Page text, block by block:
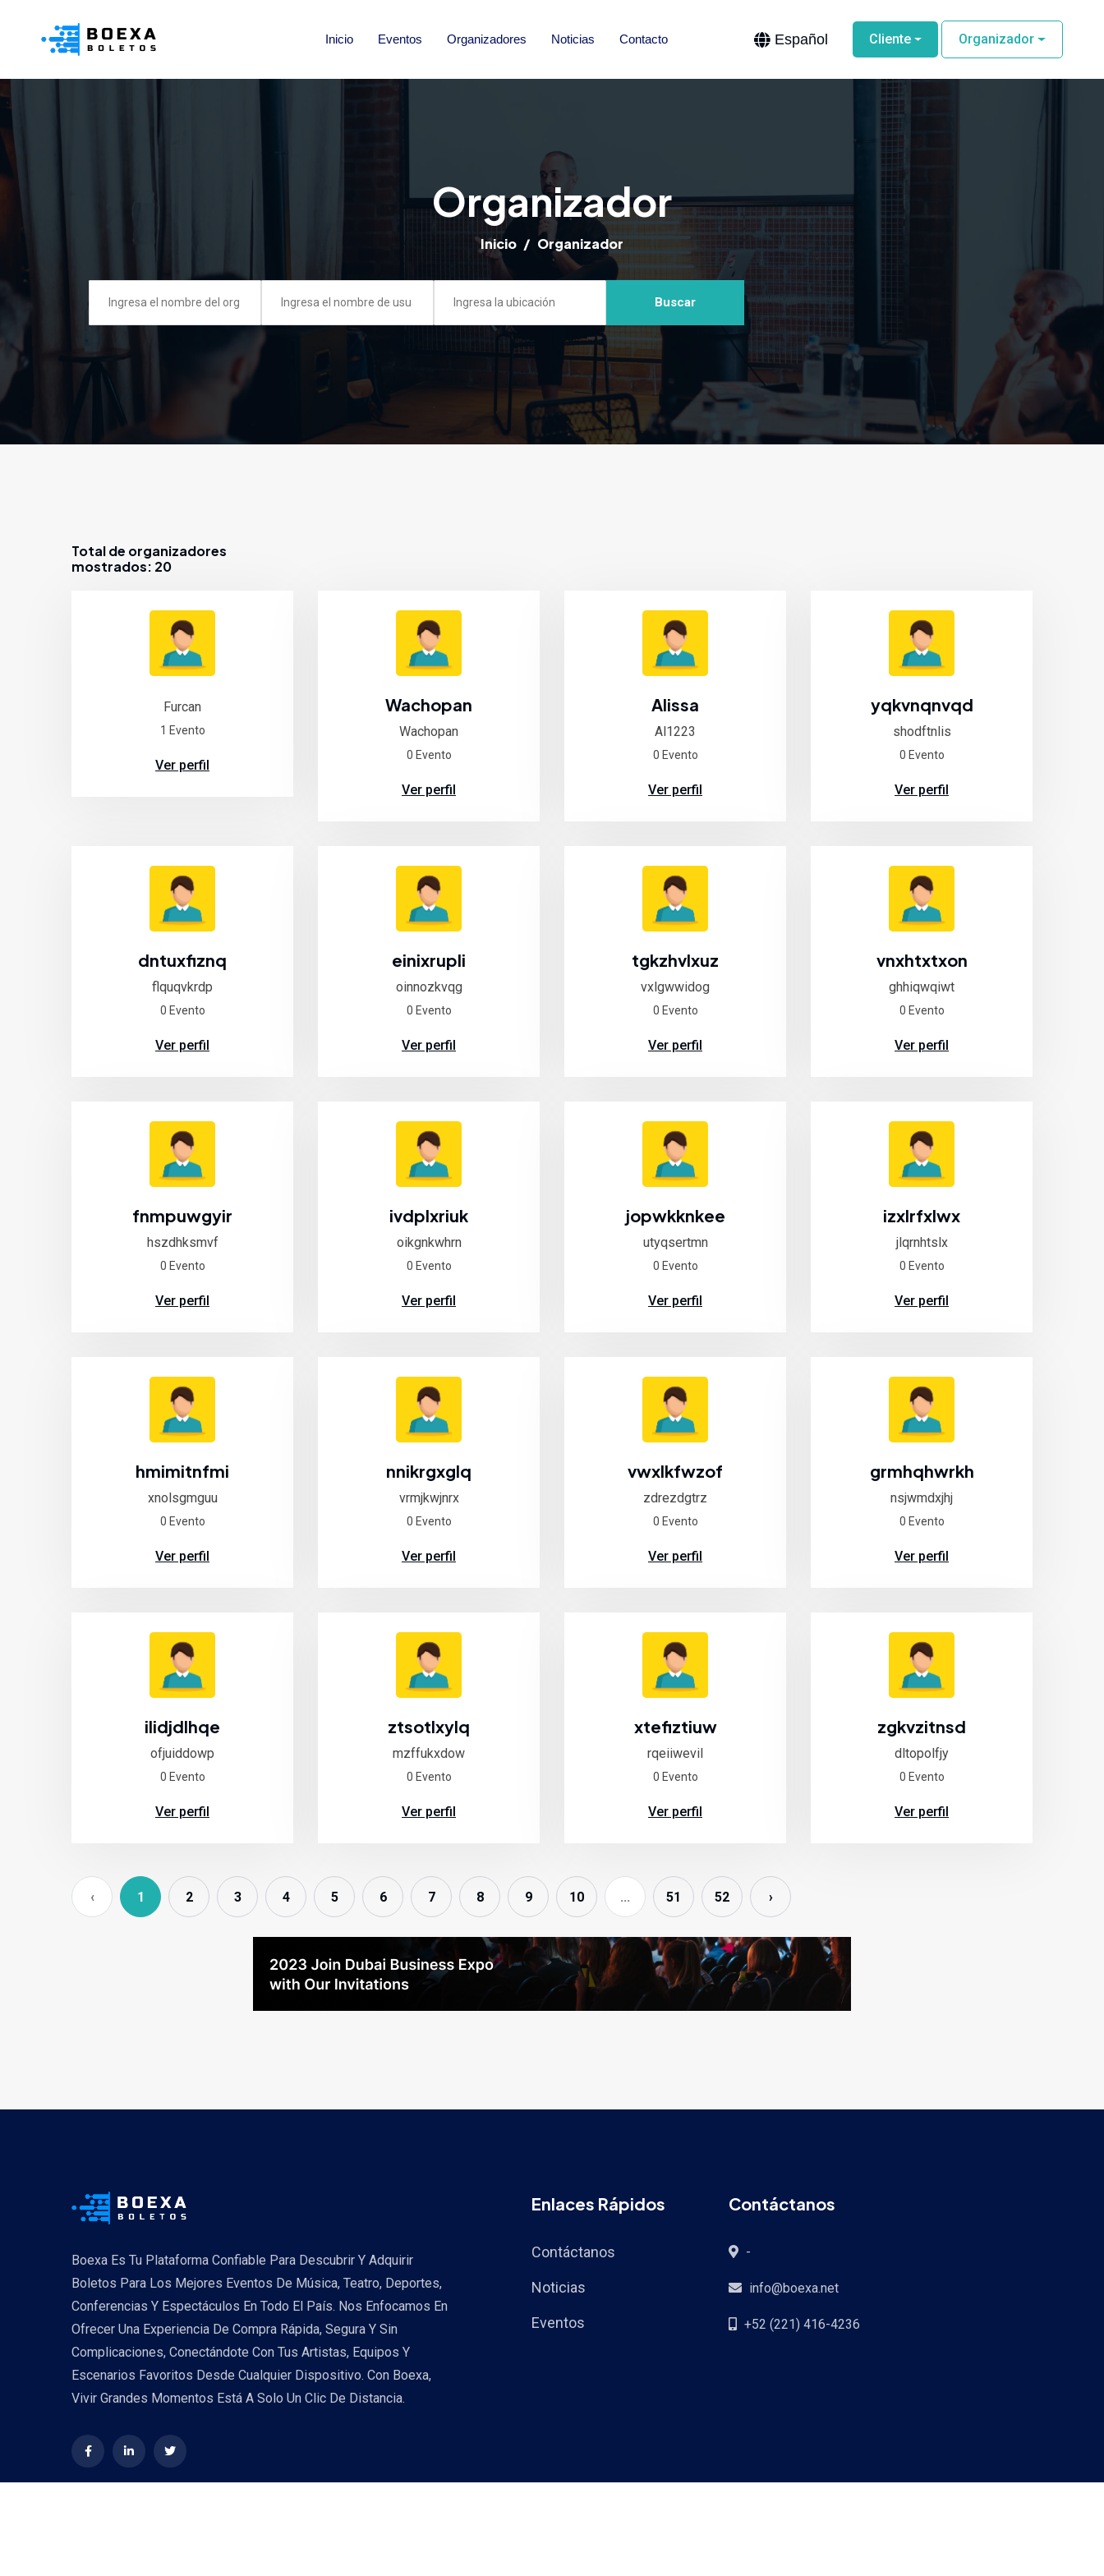
Inicio Eventos Organizadores Noticias Contacto Español Cliente Organizador
Organizador
Inicio Organizador
Buscar
Total de organizadores
mostrados: 20
Furcan
1 Evento
Ver perfil
Wachopan
Wachopan
0 Evento
Ver perfil
Alissa
Al1223
0 Evento
Ver perfil
yqkvnqnvqd
shodftnlis
0 Evento
Ver perfil
dntuxfiznq
flquqvkrdp
0 Evento
Ver perfil
einixrupli
oinnozkvqg
0 Evento
Ver perfil
tgkzhvlxuz
vxlgwwidog
0 Evento
Ver perfil
vnxhtxtxon
ghhiqwqiwt
0 Evento
Ver perfil
fnmpuwgyir
hszdhksmvf
0 Evento
Ver perfil
ivdplxriuk
oikgnkwhrn
0 Evento
Ver perfil
jopwkknkee
utyqsertmn
0 Evento
Ver perfil
izxlrfxlwx
jlqrnhtslx
0 Evento
Ver perfil
hmimitnfmi
xnolsgmguu
0 Evento
Ver perfil
nnikrgxglq
vrmjkwjnrx
0 Evento
Ver perfil
vwxlkfwzof
zdrezdgtrz
0 Evento
Ver perfil
grmhqhwrkh
nsjwmdxjhj
0 Evento
Ver perfil
ilidjdlhqe
ofjuiddowp
0 Evento
Ver perfil
ztsotlxylq
mzffukxdow
0 Evento
Ver perfil
xtefiztiuw
rqeiiwevil
0 Evento
Ver perfil
zgkvzitnsd
dltopolfjy
0 Evento
Ver perfil
‹ 1 2 3 4 5 6 7 8 9 10 ... 51 52 ›
Boexa Es Tu Plataforma Confiable Para Descubrir Y Adquirir
Boletos Para Los Mejores Eventos De Música, Teatro, Deportes,
Conferencias Y Espectáculos En Todo El País. Nos Enfocamos En
Ofrecer Una Experiencia De Compra Rápida, Segura Y Sin
Complicaciones, Conectándote Con Tus Artistas, Equipos Y
Escenarios Favoritos Desde Cualquier Dispositivo. Con Boexa,
Vivir Grandes Momentos Está A Solo Un Clic De Distancia.
Enlaces Rápidos
Contáctanos
Noticias
Eventos
Contáctanos
-
info@boexa.net
+52 (221) 416-4236